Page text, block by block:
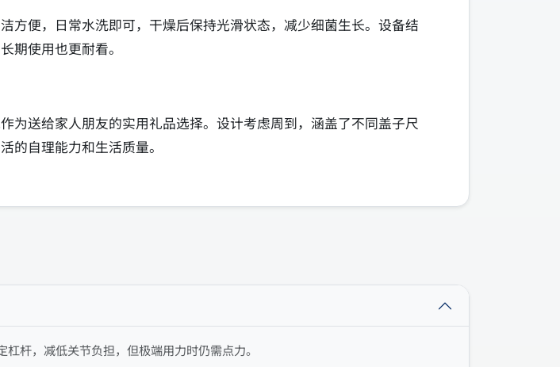
方便，日常水洗即可，干燥后保持光滑状态，减少细菌生长。设备结
期使用也更耐看。
为送给家人朋友的实用礼品选择。设计考虑周到，涵盖了不同盖子尺
的自理能力和生活质量。
杆，减低关节负担，但极端用力时仍需点力。